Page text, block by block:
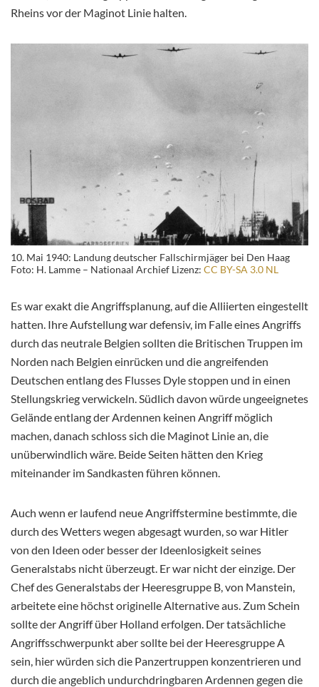
Rheins vor der Maginot Linie halten.
10. Mai 1940: Landung deutscher Fallschirmjäger bei Den Haag
Foto: H. Lamme – Nationaal Archief Lizenz: CC BY-SA 3.0 NL
Es war exakt die Angriffsplanung, auf die Alliierten eingestellt
hatten. Ihre Aufstellung war defensiv, im Falle eines Angriffs
durch das neutrale Belgien sollten die Britischen Truppen im
Norden nach Belgien einrücken und die angreifenden
Deutschen entlang des Flusses Dyle stoppen und in einen
Stellungskrieg verwickeln. Südlich davon würde ungeeignetes
Gelände entlang der Ardennen keinen Angriff möglich
machen, danach schloss sich die Maginot Linie an, die
unüberwindlich wäre. Beide Seiten hätten den Krieg
miteinander im Sandkasten führen können.
Auch wenn er laufend neue Angriffstermine bestimmte, die
durch des Wetters wegen abgesagt wurden, so war Hitler
von den Ideen oder besser der Ideenlosigkeit seines
Generalstabs nicht überzeugt. Er war nicht der einzige. Der
Chef des Generalstabs der Heeresgruppe B, von Manstein,
arbeitete eine höchst originelle Alternative aus. Zum Schein
sollte der Angriff über Holland erfolgen. Der tatsächliche
Angriffsschwerpunkt aber sollte bei der Heeresgruppe A
sein, hier würden sich die Panzertruppen konzentrieren und
durch die angeblich undurchdringbaren Ardennen gegen die